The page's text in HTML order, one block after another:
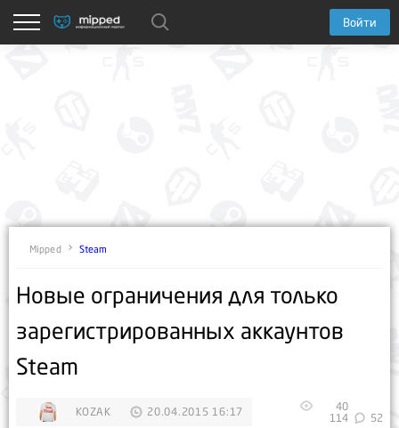
Войти
Mipped Steam
Новые ограничения для только
зарегистрированных аккаунтов
Steam
KOZAK 20.04.2015 16:17
40
114
52